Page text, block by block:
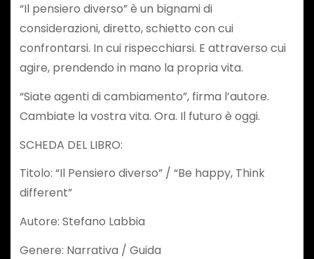
“Il pensiero diverso” è un bignami di
considerazioni, diretto, schietto con cui
confrontarsi. In cui rispecchiarsi. E attraverso cui
agire, prendendo in mano la propria vita.
“Siate agenti di cambiamento”, firma l’autore.
Cambiate la vostra vita. Ora. Il futuro è oggi.
SCHEDA DEL LIBRO:
Titolo: “Il Pensiero diverso” / “Be happy, Think
different”
Autore: Stefano Labbia
Genere: Narrativa / Guida